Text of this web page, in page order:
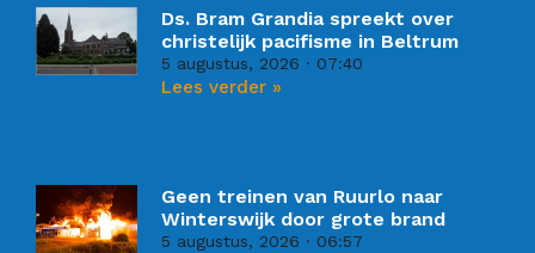
Ds. Bram Grandia spreekt over
christelijk pacifisme in Beltrum
5 augustus, 2026 07:40
Lees verder »
Geen treinen van Ruurlo naar
Winterswijk door grote brand
5 augustus, 2026 06:57